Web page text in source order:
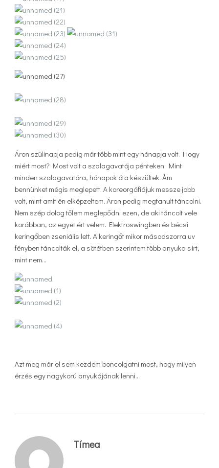
Áron szülinapja pedig már több mint egy hónapja volt. Hogy
miért most? Most volt a szalagavatója pénteken. Mint
minden szalagavatóra, hónapok óta készültek. Ám
bennünket mégis meglepett. A koreorgáfiájuk messze jobb
volt, mint amit én elképzeltem. Áron pedig megtanult táncolni.
Nem szép dolog tőlem meglepődni ezen, de aki táncolt vele
korábban, az egyet ért velem. Elektroswingben és bécsi
keringőben zseniális lett. A keringőt mikor másodszorra uv
fényben táncolták el, a sötétben szerintem több anyuka sírt,
mint nem…
Azt meg már el sem kezdem boncolgatni most, hogy milyen
érzés egy nagykorú anyukájának lenni…
Tímea